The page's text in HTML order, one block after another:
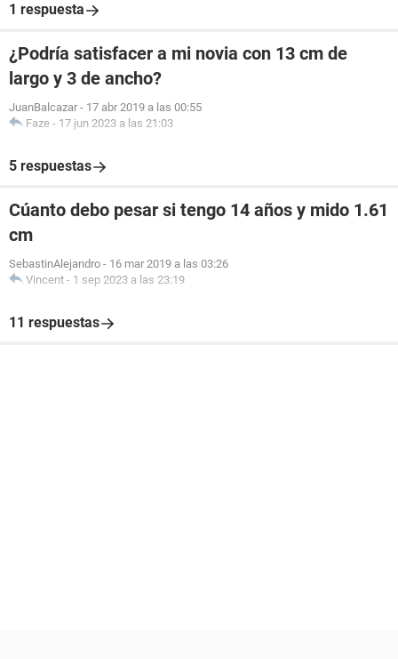
1 respuesta
¿Podría satisfacer a mi novia con 13 cm de
largo y 3 de ancho?
JuanBalcazar - 17 abr 2019 a las 00:55
Faze - 17 jun 2023 a las 21:03
5 respuestas
Cúanto debo pesar si tengo 14 años y mido 1.61
cm
SebastinAlejandro - 16 mar 2019 a las 03:26
Vincent - 1 sep 2023 a las 23:19
11 respuestas